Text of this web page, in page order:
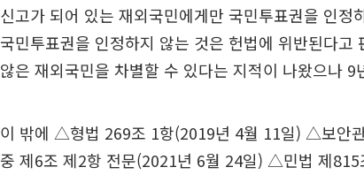
신고가 되어 있는 재외국민에게만 국민투표권을 인정
국민투표권을 인정하지 않는 것은 헌법에 위반된다고
않은 재외국민을 차별할 수 있다는 지적이 나왔으나
이 밖에 △형법 269조 1항(2019년 4월 11일) △보안
중 제6조 제2항 전문(2021년 6월 24일) △민법 제